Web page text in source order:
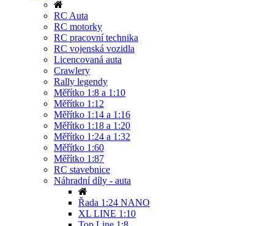
RC Auta
RC motorky
RC pracovní technika
RC vojenská vozidla
Licencovaná auta
Crawlery
Rally legendy
Měřítko 1:8 a 1:10
Měřítko 1:12
Měřítko 1:14 a 1:16
Měřítko 1:18 a 1:20
Měřítko 1:24 a 1:32
Měřítko 1:60
Měřítko 1:87
RC stavebnice
Náhradní díly - auta
Řada 1:24 NANO
XL LINE 1:10